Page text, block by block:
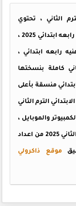
الثاني ، تحتوي
المذكرة على مراجعه نهائيه مهارات مهنيه رابعه ابتدائي 2025 ،
ابتدائي ،
كاملة بنسختها
منسقة بأعلى
الترم الثاني
والموبايل ،
مراجعه مهارات مهنيه رابعه ابتدائي الترم الثاني 2025 من اعداد
موقع ذاكرولي